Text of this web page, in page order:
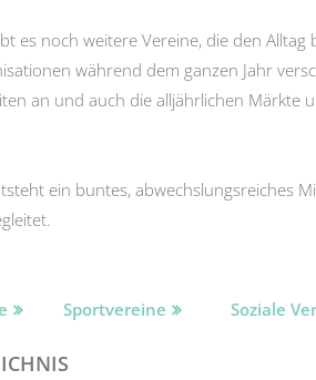
es noch weitere Vereine, die den Alltag
während dem ganzen Jahr
an und auch die alljährlichen Märkte
ein buntes, abwechslungsreiches
Sportvereine Soziale